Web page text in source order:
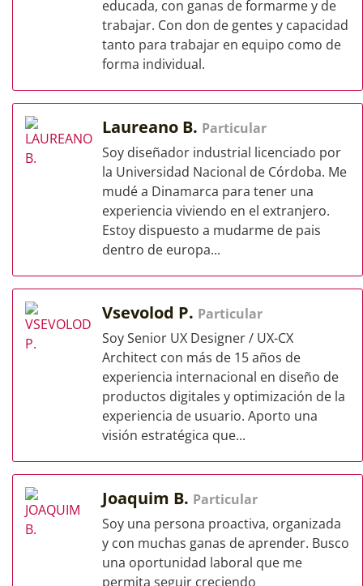
educada, con ganas de formarme y de
trabajar. Con don de gentes y capacidad
tanto para trabajar en equipo como de
forma individual.
Laureano B. Particular
Soy diseñador industrial licenciado por
la Universidad Nacional de Córdoba. Me
mudé a Dinamarca para tener una
experiencia viviendo en el extranjero.
Estoy dispuesto a mudarme de pais
dentro de europa...
Vsevolod P. Particular
Soy Senior UX Designer / UX-CX
Architect con más de 15 años de
experiencia internacional en diseño de
productos digitales y optimización de la
experiencia de usuario. Aporto una
visión estratégica que...
Joaquim B. Particular
Soy una persona proactiva, organizada
y con muchas ganas de aprender. Busco
una oportunidad laboral que me
permita seguir creciendo